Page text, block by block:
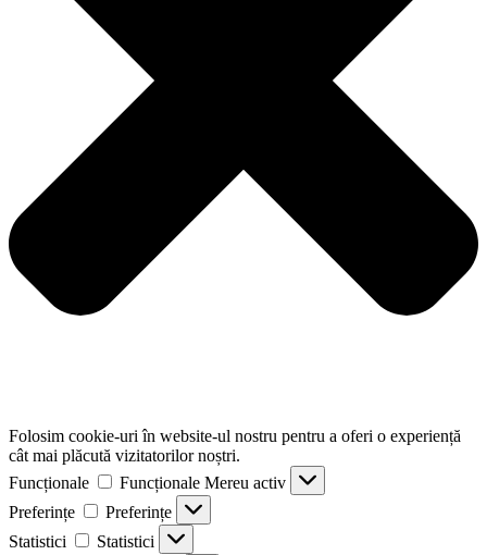
Folosim cookie-uri în website-ul nostru pentru a oferi o experiență
cât mai plăcută vizitatorilor noștri.
Funcționale
Funcționale Mereu activ
Preferințe
Preferințe
Statistici
Statistici